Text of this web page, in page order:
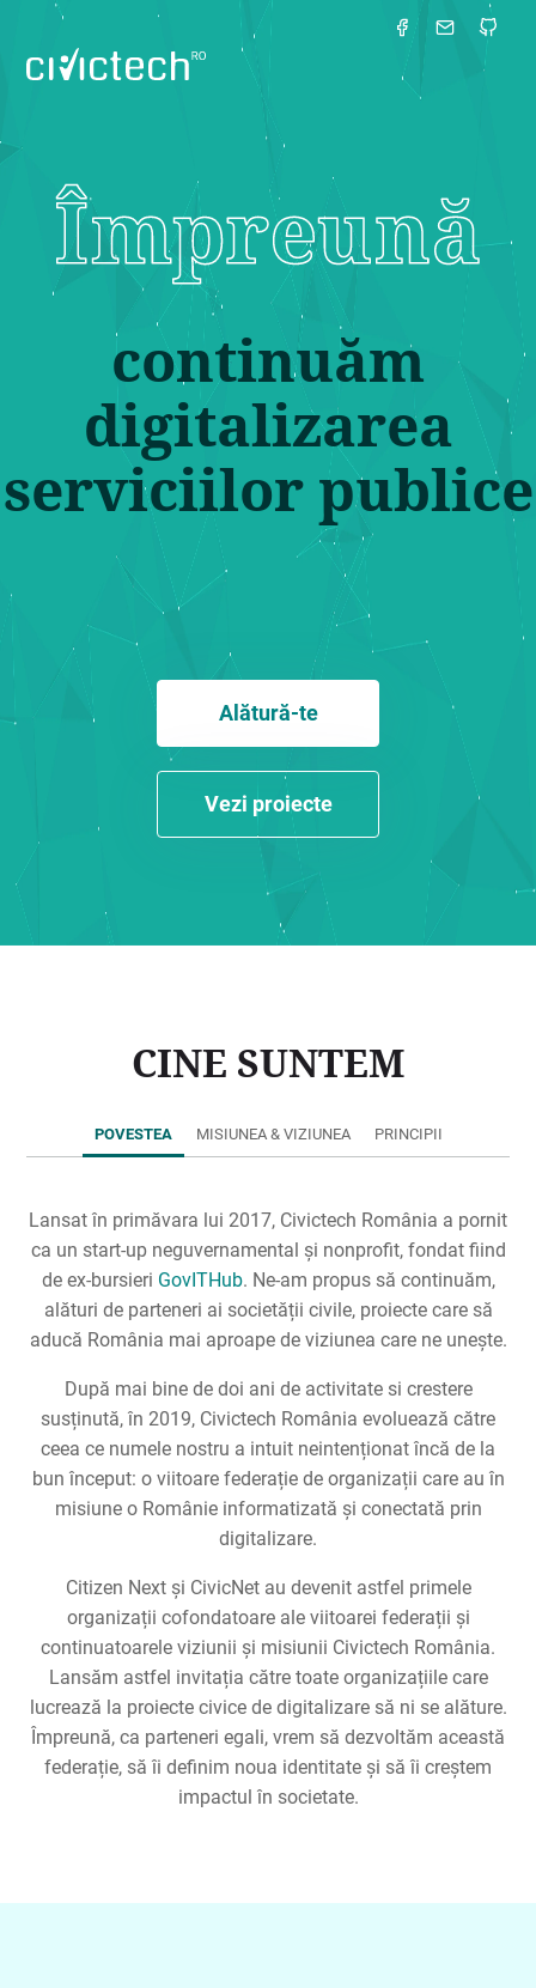
continuăm
digitalizarea
serviciilor publice
Alătură-te
Vezi proiecte
CINE SUNTEM
POVESTEA MISIUNEA & VIZIUNEA PRINCIPII
Lansat în primăvara lui 2017, Civictech România a pornit
ca un start-up neguvernamental și nonprofit, fondat fiind
de ex-bursieri GovITHub. Ne-am propus să continuăm,
alături de parteneri ai societății civile, proiecte care să
aducă România mai aproape de viziunea care ne unește.
După mai bine de doi ani de activitate si crestere
susținută, în 2019, Civictech România evoluează către
ceea ce numele nostru a intuit neintenționat încă de la
bun început: o viitoare federație de organizații care au în
misiune o Românie informatizată și conectată prin
digitalizare.
Citizen Next și CivicNet au devenit astfel primele
organizații cofondatoare ale viitoarei federații și
continuatoarele viziunii și misiunii Civictech România.
Lansăm astfel invitația către toate organizațiile care
lucrează la proiecte civice de digitalizare să ni se alăture.
Împreună, ca parteneri egali, vrem să dezvoltăm această
federație, să îi definim noua identitate și să îi creștem
impactul în societate.